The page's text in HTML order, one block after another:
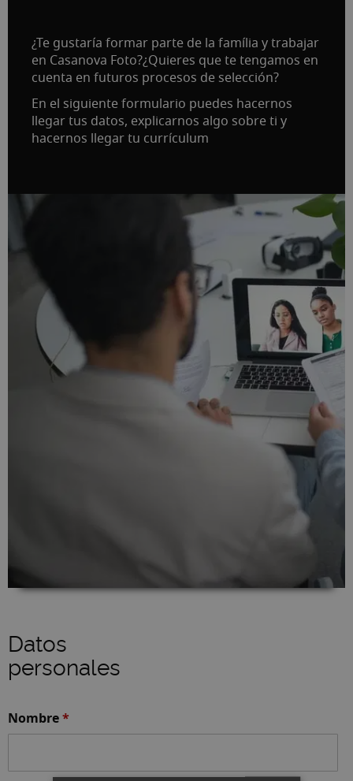
¿Te gustaría formar parte de la família y trabajar
en Casanova Foto?¿Quieres que te tengamos en
cuenta en futuros procesos de selección?
En el siguiente formulario puedes hacernos
llegar tus datos, explicarnos algo sobre ti y
hacernos llegar tu currículum
Datos
personales
Nombre*